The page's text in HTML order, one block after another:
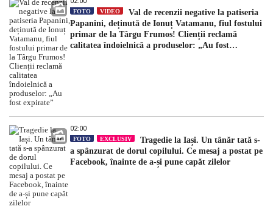
FOTO VIDEO
Val de recenzii negative la patiseria
Papanini, deținută de Ionuț Vatamanu, fiul fostului
primar de la Târgu Frumos! Clienții reclamă
calitatea îndoielnică a produselor: „Au fost
02:00
FOTO EXCLUSIV
Tragedie la Iași. Un tânăr tată s-
a spânzurat de dorul copilului. Ce mesaj a postat pe
Facebook, înainte de a-și pune capăt zilelor